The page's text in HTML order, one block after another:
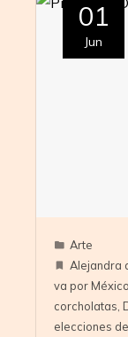
01
Jun
Arte
Alejandra
va por México
corcholatas,
elecciones